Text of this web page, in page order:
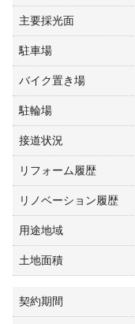
主要採光面
駐車場
バイク置き場
駐輪場
接道状況
リフォーム履歴
リノベーション履歴
用途地域
土地面積
契約期間